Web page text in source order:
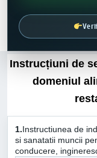
Instrucțiuni de
domeniul
1.Instructiunea de
si sanatatii muncii
conducere,